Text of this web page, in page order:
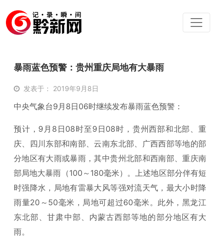
暴雨蓝色预警：贵州重庆局地有大暴雨
发表于： 2019年9月8日
中央气象台9月8日06时继续发布暴雨蓝色预警：
预计，9月8日08时至9日08时，贵州西部和北部、重
庆、四川东部和南部、云南东北部、广西西部等地的部
分地区有大雨或暴雨，其中贵州北部和西南部、重庆南
部局地大暴雨（100～180毫米）。上述地区部分伴有短
时强降水，局地有雷暴大风等强对流天气，最大小时降
雨量20～50毫米，局地可超过60毫米。此外，黑龙江
东北部、甘肃中部、内蒙古西部等地的部分地区有大
雨。